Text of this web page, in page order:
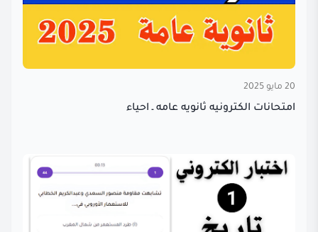
20 مايو 2025
امتحانات الكترونيه ثانويه عامه ـ احياء